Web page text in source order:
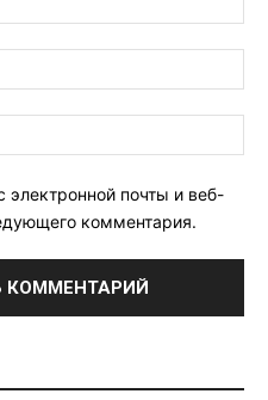
почты и веб-
комментария.